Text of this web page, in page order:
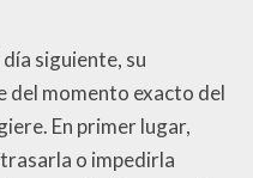
siguiente, su
del momento exacto del
En primer lugar,
o impedirla